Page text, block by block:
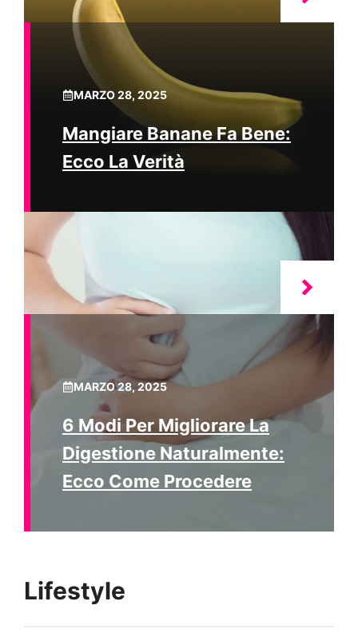
MARZO 28, 2025
Mangiare Banane Fa Bene:
Ecco La Verità
MARZO 28, 2025
6 Modi Per Migliorare La
Digestione Naturalmente:
Ecco Come Procedere
Lifestyle